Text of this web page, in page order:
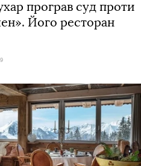
програв суд проти
Його ресторан